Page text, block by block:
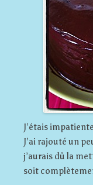
J’étais
J’ai rajouté un
j’aurais dû la
soit